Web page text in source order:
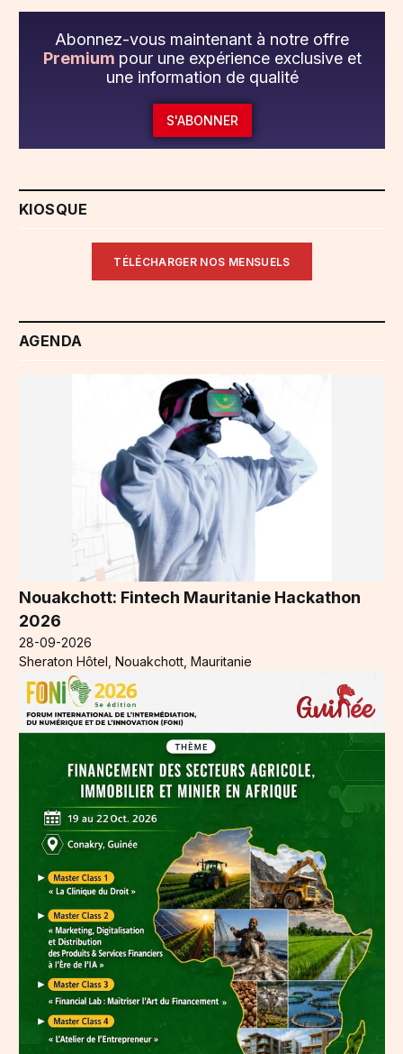
Abonnez-vous maintenant à notre offre
Premium pour une expérience exclusive et
une information de qualité
S'ABONNER
KIOSQUE
TÉLÉCHARGER NOS MENSUELS
AGENDA
Nouakchott: Fintech Mauritanie Hackathon
2026
28-09-2026
Sheraton Hôtel, Nouakchott, Mauritanie